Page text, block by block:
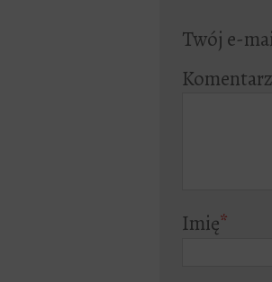
Twój e-
Komentarz
Imię*